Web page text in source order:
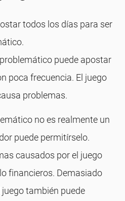
todos los días para ser
puede apostar
poca frecuencia. El juego
problemas.
no es realmente un
puede permitírselo.
causados ​​por el juego
financieros. Demasiado
también puede